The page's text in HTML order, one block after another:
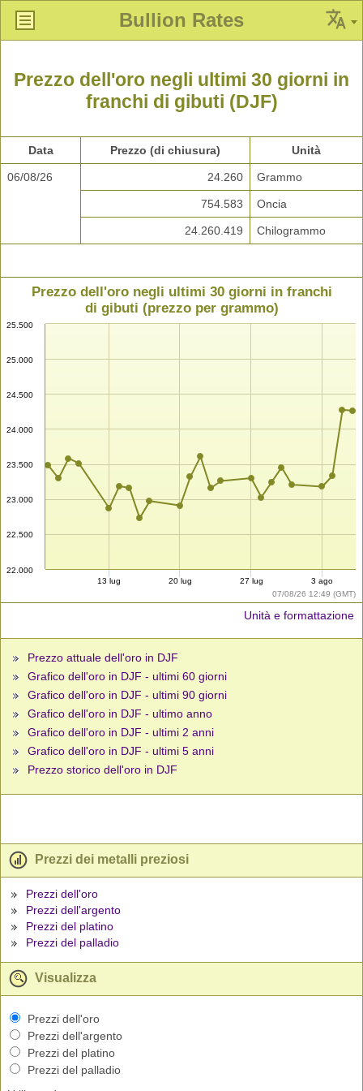
Bullion Rates
Prezzo dell'oro negli ultimi 30 giorni in
franchi di gibuti (DJF)
Data Prezzo (di chiusura) Unità
06/08/26 24.260 Grammo
754.583 Oncia
24.260.419 Chilogrammo
07/08/26 12:49 (GMT)
Prezzo dell'oro negli ultimi 30 giorni in franchi
di gibuti (prezzo per grammo)
22.000
22.500
23.000
23.500
24.000
24.500
25.000
25.500
13 lug 20 lug 27 lug 3 ago
Unità e formattazione
Prezzo attuale dell'oro in DJF
Grafico dell'oro in DJF - ultimi 60 giorni
Grafico dell'oro in DJF - ultimi 90 giorni
Grafico dell'oro in DJF - ultimo anno
Grafico dell'oro in DJF - ultimi 2 anni
Grafico dell'oro in DJF - ultimi 5 anni
Prezzo storico dell'oro in DJF
Prezzi dei metalli preziosi
Prezzi dell'oro
Prezzi dell'argento
Prezzi del platino
Prezzi del palladio
Visualizza
Prezzi dell'oro
Prezzi dell'argento
Prezzi del platino
Prezzi del palladio